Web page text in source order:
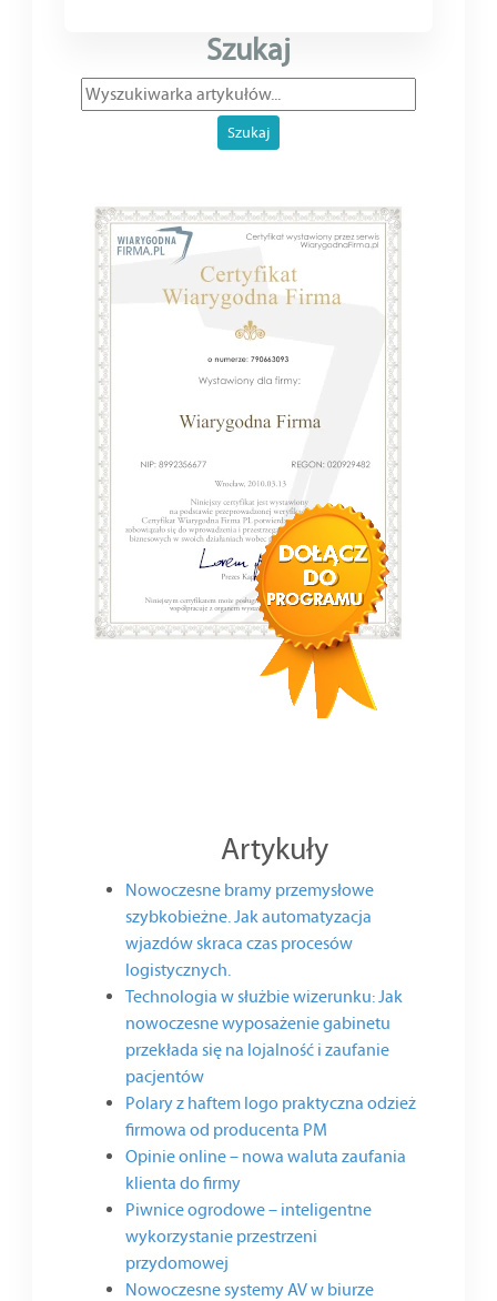
Szukaj
Artykuły
Nowoczesne bramy przemysłowe
szybkobieżne. Jak automatyzacja
wjazdów skraca czas procesów
logistycznych.
Technologia w służbie wizerunku: Jak
nowoczesne wyposażenie gabinetu
przekłada się na lojalność i zaufanie
pacjentów
Polary z haftem logo praktyczna odzież
firmowa od producenta PM
Opinie online – nowa waluta zaufania
klienta do firmy
Piwnice ogrodowe – inteligentne
wykorzystanie przestrzeni
przydomowej
Nowoczesne systemy AV w biurze